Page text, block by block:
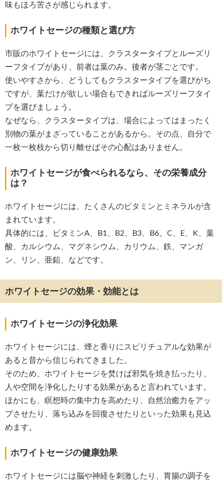
味もほろ苦さが感じられます。
ホワイトセージの種類と選び方
市販のホワイトセージには、クラスタータイプとルーズリ
ーフタイプがあり、前者は葉のみ。後者が茎ごとです。
使いやすさから、どうしてもクラスタータイプを選びがち
ですが、葉だけが欲しい場合もできればルーズリーフタイ
プを選びましょう。
なぜなら、クラスタータイプは、場合によってはまったく
別物の葉がまざっていることがあるから。その点、自分で
一枚一枚枝から切り離せばその心配はありません。
ホワイトセージが食べられるなら、その栄養成分
は？
ホワイトセージには、たくさんのビタミンとミネラルが含
まれています。
具体的には、ビタミンA、B1、B2、B3、B6、C、E、K、葉
酸、カルシウム、マグネシウム、カリウム、鉄、マンガ
ン、リン、亜鉛、などです。
ホワイトセージの効果・効能とは
ホワイトセージの浄化効果
ホワイトセージには、煙と香りにスピリチュアルな効果が
あると昔から信じられてきました。
そのため、ホワイトセージを焚けば邪気を焼き払ったり、
人や空間を浄化したりする効果があると言われています。
ほかにも、瞑想時の集中力を高めたり、自然治癒力をアッ
プさせたり、落ち込みを回復させたりといった効果も見込
めます。
ホワイトセージの健康効果
ホワイトセージには脳や神経を刺激したり、胃腸の調子を